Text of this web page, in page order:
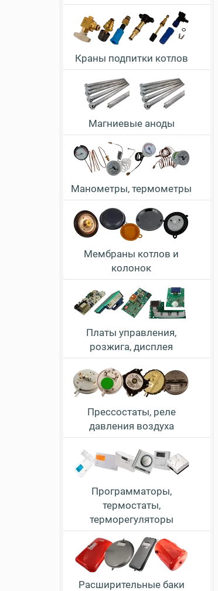
Краны подпитки котлов
Магниевые аноды
Манометры, термометры
Мембраны котлов и
колонок
Платы управления,
розжига, дисплея
Прессостаты, реле
давления воздуха
Программаторы,
термостаты,
терморегуляторы
Расширительные баки